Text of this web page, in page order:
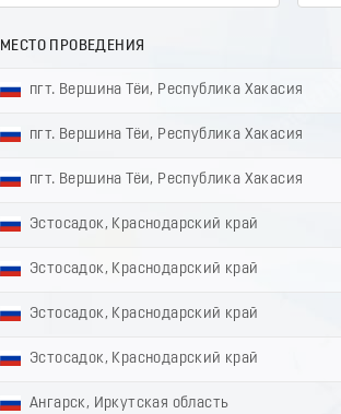
МЕСТО ПРОВЕДЕНИЯ
пгт. Вершина Тёи, Республика Хакасия
пгт. Вершина Тёи, Республика Хакасия
пгт. Вершина Тёи, Республика Хакасия
Эстосадок, Краснодарский край
Эстосадок, Краснодарский край
Эстосадок, Краснодарский край
Эстосадок, Краснодарский край
Ангарск, Иркутская область